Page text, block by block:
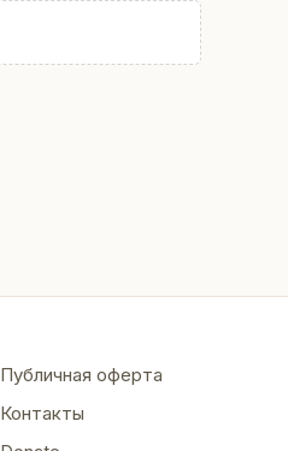
Публичная оферта
Контакты